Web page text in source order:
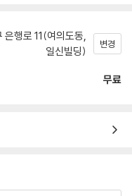
은행로 11(여의도동,
일신빌딩)
변경
무료